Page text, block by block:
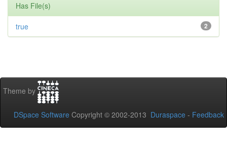
Has File(s)
2
true
Theme by
DSpace Software Copyright © 2002-2013 Duraspace - Feedback